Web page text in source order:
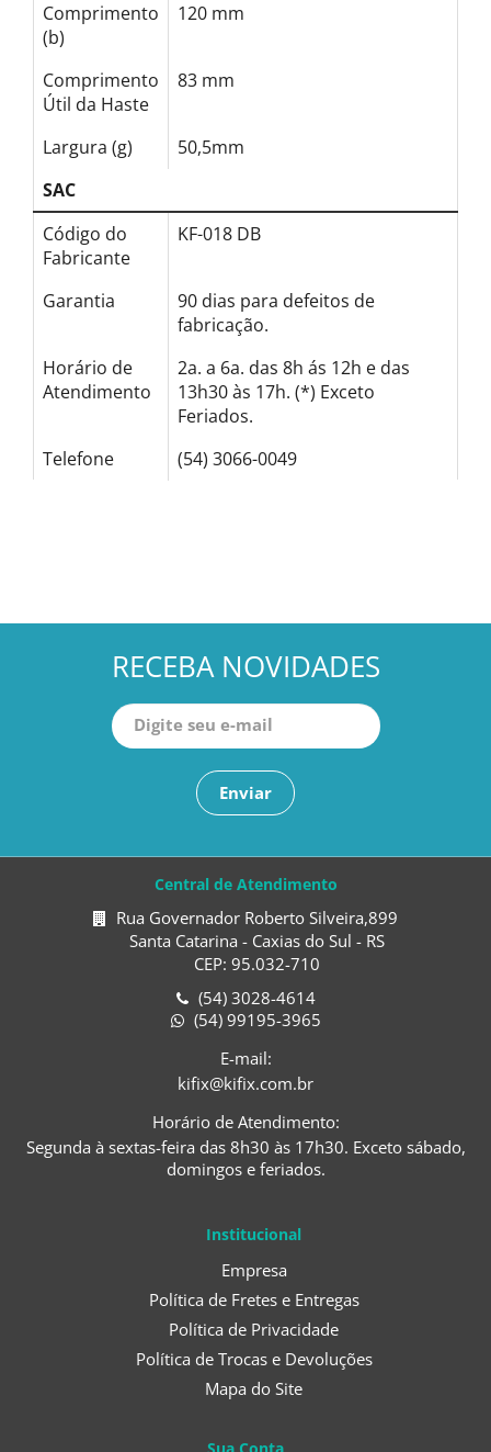
Comprimento
(b)
120 mm
Comprimento
Útil da Haste
83 mm
Largura (g)
50,5mm
SAC
Código do
Fabricante
KF-018 DB
Garantia
90 dias para defeitos de
fabricação.
Horário de
Atendimento
2a. a 6a. das 8h ás 12h e das
13h30 às 17h. (*) Exceto
Feriados.
Telefone
(54) 3066-0049
RECEBA NOVIDADES
Enviar
Institucional
Empresa
Política de Fretes e Entregas
Política de Privacidade
Política de Trocas e Devoluções
Mapa do Site
Central de Atendimento
Rua Governador Roberto Silveira,899
Santa Catarina - Caxias do Sul - RS
CEP: 95.032-710
(54) 3028-4614
(54) 99195-3965
E-mail:
kifix@kifix.com.br
Horário de Atendimento:
Segunda à sextas-feira das 8h30 às 17h30. Exceto sábado,
domingos e feriados.